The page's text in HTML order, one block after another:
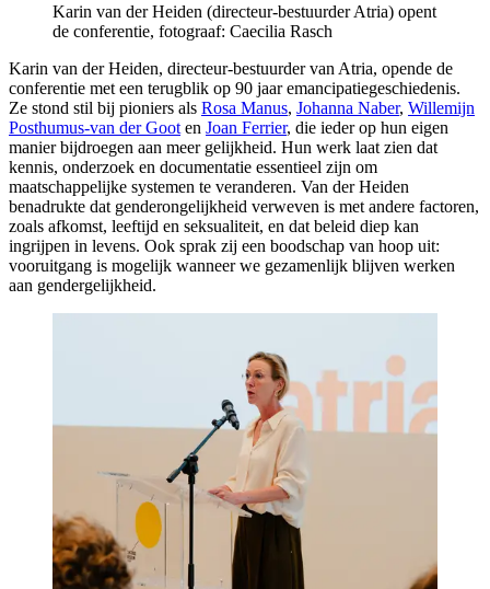
Karin van der Heiden (directeur-bestuurder Atria) opent
de conferentie, fotograaf: Caecilia Rasch
Karin van der Heiden, directeur-bestuurder van Atria, opende de
conferentie met een terugblik op 90 jaar emancipatiegeschiedenis.
Ze stond stil bij pioniers als Rosa Manus, Johanna Naber, Willemijn
Posthumus-van der Goot en Joan Ferrier, die ieder op hun eigen
manier bijdroegen aan meer gelijkheid. Hun werk laat zien dat
kennis, onderzoek en documentatie essentieel zijn om
maatschappelijke systemen te veranderen. Van der Heiden
benadrukte dat genderongelijkheid verweven is met andere factoren,
zoals afkomst, leeftijd en seksualiteit, en dat beleid diep kan
ingrijpen in levens. Ook sprak zij een boodschap van hoop uit:
vooruitgang is mogelijk wanneer we gezamenlijk blijven werken
aan gendergelijkheid.